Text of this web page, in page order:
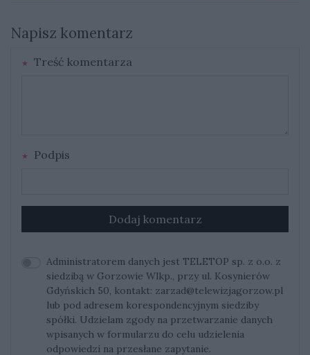
Napisz komentarz
Treść komentarza
Podpis
Dodaj komentarz
Administratorem danych jest TELETOP sp. z o.o. z
siedzibą w Gorzowie Wlkp., przy ul. Kosynierów
Gdyńskich 50, kontakt: zarzad@telewizjagorzow.pl
lub pod adresem korespondencyjnym siedziby
spółki. Udzielam zgody na przetwarzanie danych
wpisanych w formularzu do celu udzielenia
odpowiedzi na przesłane zapytanie.